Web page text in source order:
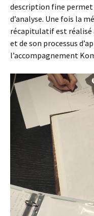
description fine permet
d’analyse. Une fois la
récapitulatif est réalisé
et de son processus
l’accompagnement